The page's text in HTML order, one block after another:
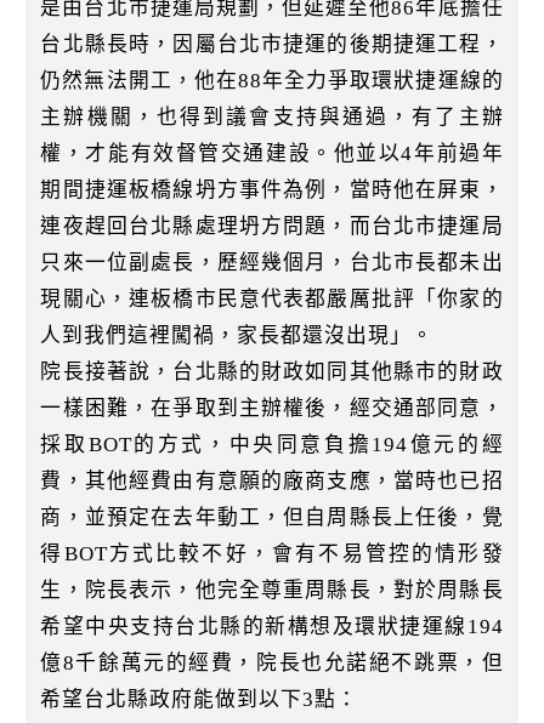
是由台北市捷運局規劃，但延遲至他86年底擔任
台北縣長時，因屬台北市捷運的後期捷運工程，
仍然無法開工，他在88年全力爭取環狀捷運線的
主辦機關，也得到議會支持與通過，有了主辦
權，才能有效督管交通建設。他並以4年前過年
期間捷運板橋線坍方事件為例，當時他在屏東，
連夜趕回台北縣處理坍方問題，而台北市捷運局
只來一位副處長，歷經幾個月，台北市長都未出
現關心，連板橋市民意代表都嚴厲批評「你家的
人到我們這裡闖禍，家長都還沒出現」。
院長接著說，台北縣的財政如同其他縣市的財政
一樣困難，在爭取到主辦權後，經交通部同意，
採取BOT的方式，中央同意負擔194億元的經
費，其他經費由有意願的廠商支應，當時也已招
商，並預定在去年動工，但自周縣長上任後，覺
得BOT方式比較不好，會有不易管控的情形發
生，院長表示，他完全尊重周縣長，對於周縣長
希望中央支持台北縣的新構想及環狀捷運線194
億8千餘萬元的經費，院長也允諾絕不跳票，但
希望台北縣政府能做到以下3點：